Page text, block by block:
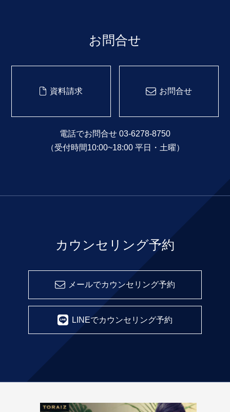
お問合せ
資料請求 お問合せ
電話でお問合せ 03-6278-8750
（受付時間10:00~18:00 平日・土曜）
カウンセリング予約
メールでカウンセリング予約
LINEでカウンセリング予約